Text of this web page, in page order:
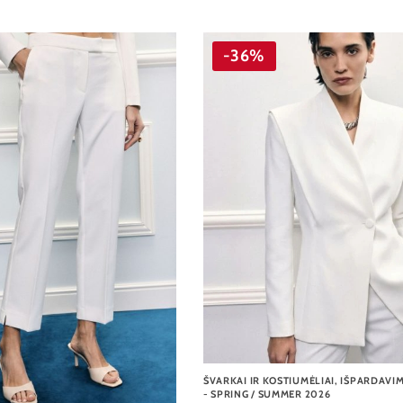
-36%
ŠVARKAI IR KOSTIUMĖLIAI,
- SPRING / SUMMER 2026